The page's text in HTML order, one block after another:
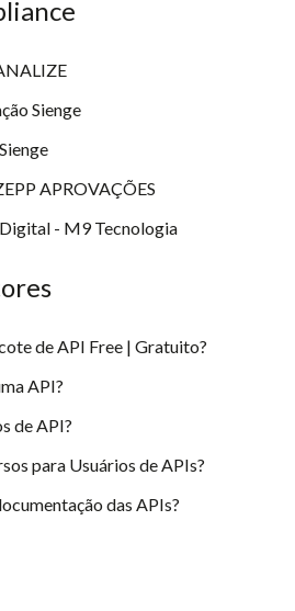
Sienge
APROVAÇÕES
- M9 Tecnologia
de API Free | Gratuito?
API?
de API?
para Usuários de APIs?
das APIs?